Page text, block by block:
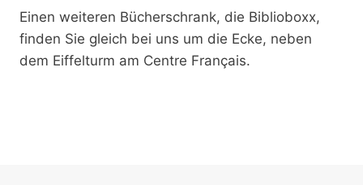
Einen weiteren Bücherschrank, die Biblioboxx,
finden Sie gleich bei uns um die Ecke, neben
dem Eiffelturm am Centre Français.